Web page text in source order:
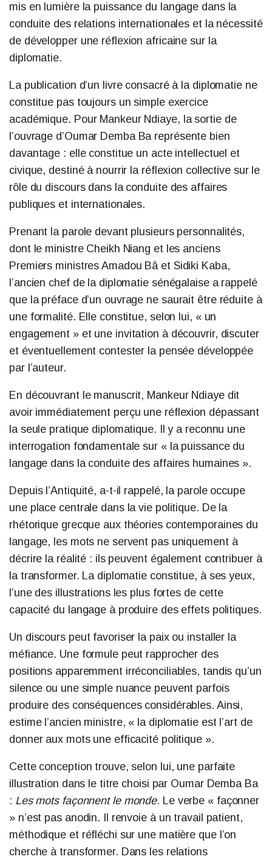
mis en lumière la puissance du langage dans la
conduite des relations internationales et la nécessité
de développer une réflexion africaine sur la
diplomatie.
La publication d’un livre consacré à la diplomatie ne
constitue pas toujours un simple exercice
académique. Pour Mankeur Ndiaye, la sortie de
l’ouvrage d’Oumar Demba Ba représente bien
davantage : elle constitue un acte intellectuel et
civique, destiné à nourrir la réflexion collective sur le
rôle du discours dans la conduite des affaires
publiques et internationales.
Prenant la parole devant plusieurs personnalités,
dont le ministre Cheikh Niang et les anciens
Premiers ministres Amadou Bâ et Sidiki Kaba,
l’ancien chef de la diplomatie sénégalaise a rappelé
que la préface d’un ouvrage ne saurait être réduite à
une formalité. Elle constitue, selon lui, « un
engagement » et une invitation à découvrir, discuter
et éventuellement contester la pensée développée
par l’auteur.
En découvrant le manuscrit, Mankeur Ndiaye dit
avoir immédiatement perçu une réflexion dépassant
la seule pratique diplomatique. Il y a reconnu une
interrogation fondamentale sur « la puissance du
langage dans la conduite des affaires humaines ».
Depuis l’Antiquité, a-t-il rappelé, la parole occupe
une place centrale dans la vie politique. De la
rhétorique grecque aux théories contemporaines du
langage, les mots ne servent pas uniquement à
décrire la réalité : ils peuvent également contribuer à
la transformer. La diplomatie constitue, à ses yeux,
l’une des illustrations les plus fortes de cette
capacité du langage à produire des effets politiques.
Un discours peut favoriser la paix ou installer la
méfiance. Une formule peut rapprocher des
positions apparemment irréconciliables, tandis qu’un
silence ou une simple nuance peuvent parfois
produire des conséquences considérables. Ainsi,
estime l’ancien ministre, « la diplomatie est l’art de
donner aux mots une efficacité politique ».
Cette conception trouve, selon lui, une parfaite
illustration dans le titre choisi par Oumar Demba Ba
: Les mots façonnent le monde. Le verbe « façonner
» n’est pas anodin. Il renvoie à un travail patient,
méthodique et réfléchi sur une matière que l’on
cherche à transformer. Dans les relations